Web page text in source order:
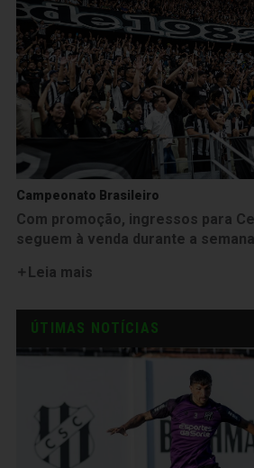
Campeonato Brasileiro
Com promoção, ingressos para
seguem à venda durante a semana
Leia mais
ÚTIMAS NOTÍCIAS